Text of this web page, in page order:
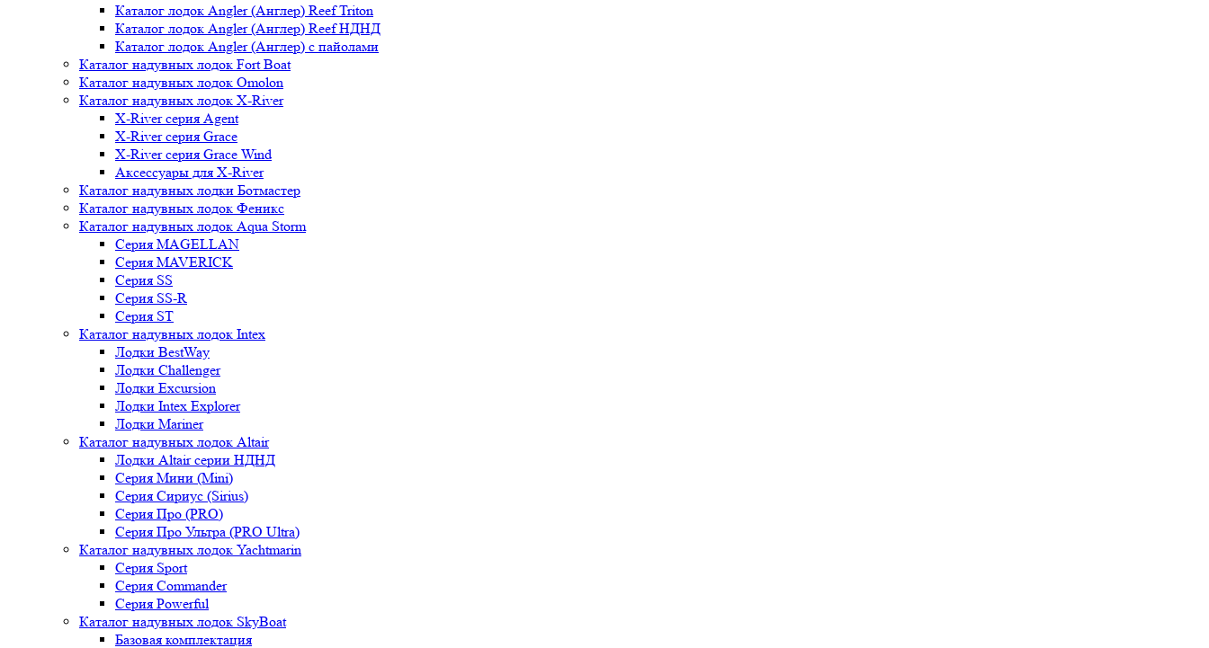
Каталог лодок Angler (Англер) Reef Triton
Каталог лодок Angler (Англер) Reef НДНД
Каталог лодок Angler (Англер) с пайолами
Каталог надувных лодок Fort Boat
Каталог надувных лодок Omolon
Каталог надувных лодок X-River
X-River серия Agent
X-River серия Grace
X-River серия Grace Wind
Аксессуары для X-River
Каталог надувных лодки Ботмастер
Каталог надувных лодок Феникc
Каталог надувных лодок Aqua Storm
Серия MAGELLAN
Серия MAVERICK
Серия SS
Серия SS-R
Серия ST
Каталог надувных лодок Intex
Лодки BestWay
Лодки Challenger
Лодки Excursion
Лодки Intex Explorer
Лодки Mariner
Каталог надувных лодок Altair
Лодки Altair серии НДНД
Серия Мини (Mini)
Серия Сириус (Sirius)
Серия Про (PRO)
Серия Про Ультра (PRO Ultra)
Каталог надувных лодок Yachtmarin
Серия Sport
Серия Commander
Серия Powerful
Каталог надувных лодок SkyBoat
Базовая комплектация